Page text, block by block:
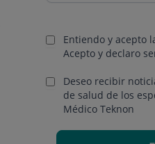
Entiendo y acepto
Acepto y declaro
Deseo recibir
de salud de los
Médico Teknon